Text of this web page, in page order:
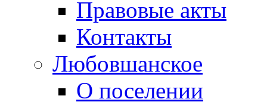
Правовые акты
Контакты
Любовшанское
О поселении